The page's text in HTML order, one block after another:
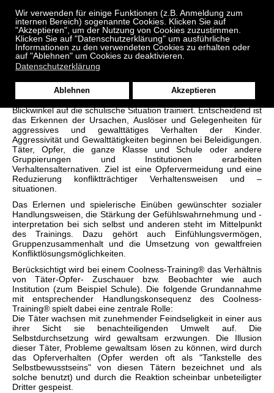
Wir verwenden für einige Funktionen (z.B. Anmeldung zum
internen Bereich) sogenannte Cookies. Klicken Sie auf
"Akzeptieren", um der Nutzung von Cookies zuzustimmen.
Klicken Sie auf "Datenschutzerklärung" um ausführliche
Informationen zu den verwendeten Cookies zu erhalten oder
auf "Ablehnen" um Cookies zu deaktivieren.
Datenschutzerklärung
Ablehnen Akzeptieren
Coolness-Training ®
Im Coolness-Training® werden schwierige Alltagssituationen mit
Blickwinkel auf die schulische Situation trainiert. Entscheidend ist
das Erkennen der Ursachen, Auslöser und Gelegenheiten für
aggressives und gewalttätiges Verhalten der Kinder.
Aggressivität und Gewalttätigkeiten beginnen bei Beleidigungen.
Täter, Opfer, die ganze Klasse und Schule oder andere
Gruppierungen und Institutionen erarbeiten
Verhaltensalternativen. Ziel ist eine Opfervermeidung und eine
Reduzierung konfliktträchtiger Verhaltensweisen und –
situationen.
Das Erlernen und spielerische Einüben gewünschter sozialer
Handlungsweisen, die Stärkung der Gefühlswahrnehmung und -
interpretation bei sich selbst und anderen steht im Mittelpunkt
des Trainings. Dazu gehört auch Einfühlungsvermögen,
Gruppenzusammenhalt und die Umsetzung von gewaltfreien
Konfliktlösungsmöglichkeiten.
Berücksichtigt wird bei einem Coolness-Training® das Verhältnis
von Täter-Opfer- Zuschauer bzw. Beobachter wie auch
Institution (zum Beispiel Schule). Die folgende Grundannahme
mit entsprechender Handlungskonsequenz des Coolness-
Training® spielt dabei eine zentrale Rolle:
Die Täter wachsen mit zunehmender Feindseligkeit in einer aus
ihrer Sicht sie benachteiligenden Umwelt auf. Die
Selbstdurchsetzung wird gewaltsam erzwungen. Die Illusion
dieser Täter, Probleme gewaltsam lösen zu können, wird durch
das Opferverhalten (Opfer werden oft als "Tankstelle des
Selbstbewusstseins" von diesen Tätern bezeichnet und als
solche benutzt) und durch die Reaktion scheinbar unbeteiligter
Dritter gespeist.
Menu